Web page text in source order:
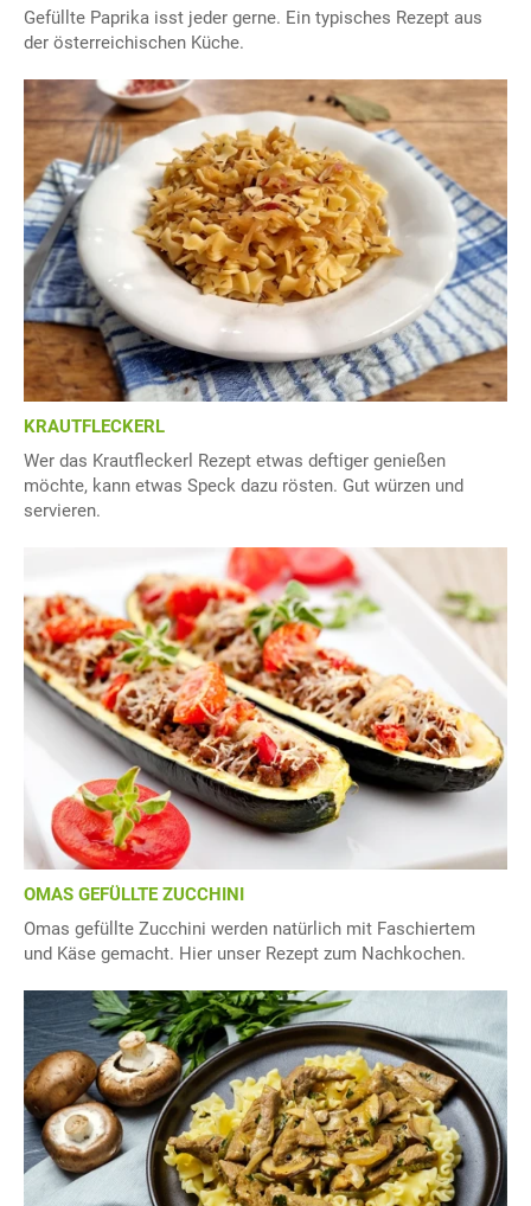
Gefüllte Paprika isst jeder gerne. Ein typisches Rezept aus
der österreichischen Küche.
KRAUTFLECKERL
Wer das Krautfleckerl Rezept etwas deftiger genießen
möchte, kann etwas Speck dazu rösten. Gut würzen und
servieren.
OMAS GEFÜLLTE ZUCCHINI
Omas gefüllte Zucchini werden natürlich mit Faschiertem
und Käse gemacht. Hier unser Rezept zum Nachkochen.